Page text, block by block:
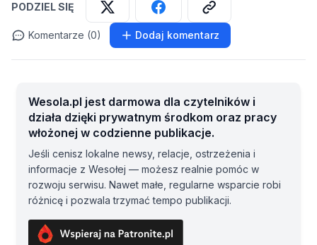
PODZIEL SIĘ
Komentarze (0) Dodaj komentarz
Wesola.pl jest darmowa dla czytelników i
działa dzięki prywatnym środkom oraz pracy
włożonej w codzienne publikacje.
Jeśli cenisz lokalne newsy, relacje, ostrzeżenia i
informacje z Wesołej — możesz realnie pomóc w
rozwoju serwisu. Nawet małe, regularne wsparcie robi
różnicę i pozwala trzymać tempo publikacji.